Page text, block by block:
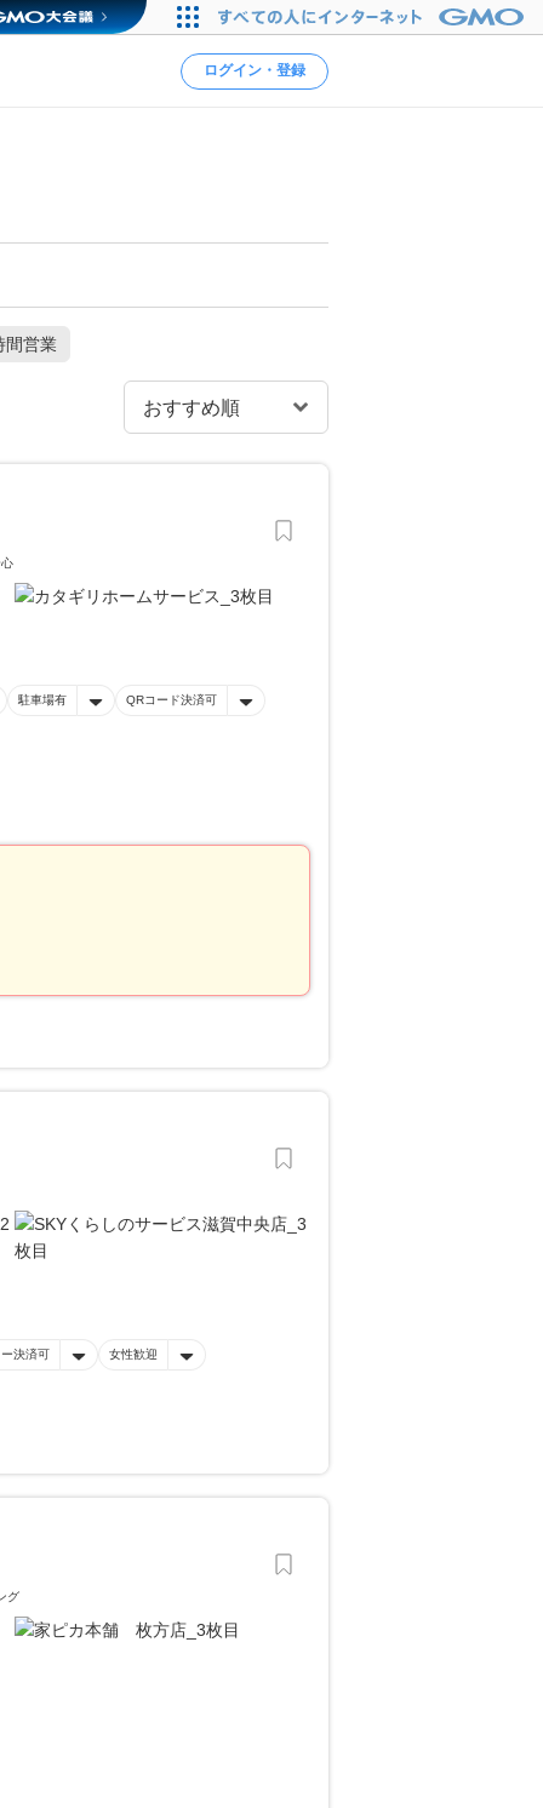
ログイン・登録
間営業
駐車場有 QRコード決済可
決済可 女性歓迎
グ